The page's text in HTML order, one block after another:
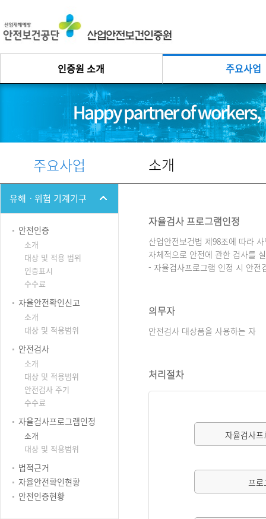
인증원 소개 주요사업
주요사업
유해ㆍ위험 기계기구
안전인증
소개
대상 및 적용 범위
인증표시
수수료
자율안전확인신고
소개
대상 및 적용범위
안전검사
소개
대상 및 적용범위
안전검사 주기
수수료
자율검사프로그램인정
소개
대상 및 적용범위
법적근거
자율안전확인현황
안전인증현황
소개
자율검사 프로그램인정
산업안전보건법 제98조에 따라
자체적으로 안전에 관한 검사를
- 자율검사프로그램 인정 시 안전
의무자
안전검사 대상품을 사용하는 자
처리절차
자율검사
프로